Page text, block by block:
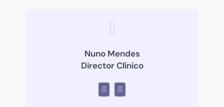
Nuno Mendes
Director Clínico